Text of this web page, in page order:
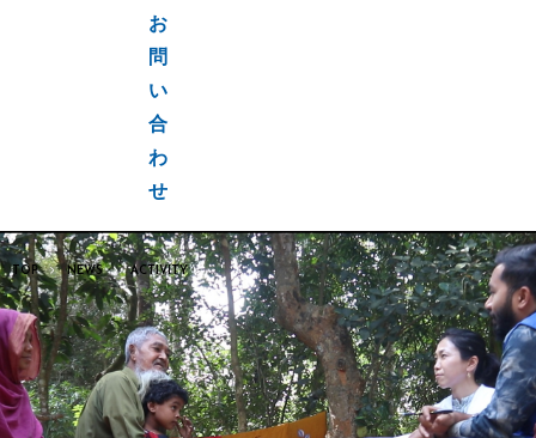
お
問
い
合
わ
せ
TOP NEWS ACTIVITY